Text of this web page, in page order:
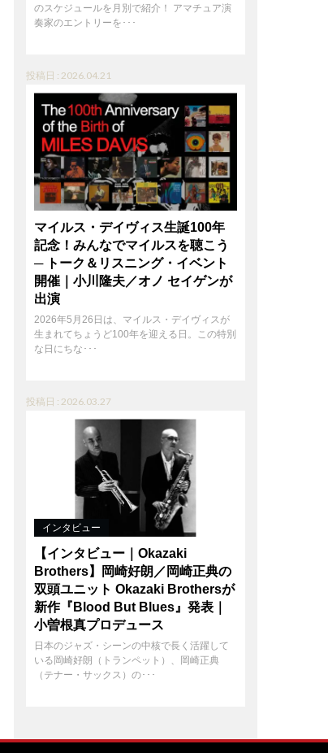
のスケジュールを月別で紹介！ アマチュア演
奏家のエントリーを･･･
投稿日 : 2026.04.21
マイルス・デイヴィス生誕100年
記念！みんなでマイルスを聴こう
─ トーク＆リスニング・イベント
開催｜小川隆夫／オノ セイゲンが
出演
2026年5月26日は、マイルス・デイヴィスが
生まれてちょうど100年を迎える日。この特別
な日にちな･･･
投稿日 : 2026.03.27
インタビュー
【インタビュー｜Okazaki
Brothers】岡崎好朗／岡崎正典の
双頭ユニット Okazaki Brothersが
新作『Blood But Blues』発表｜
小曽根真プロデュース
日本のジャズ・シーンの中核で長く活躍して
いる岡崎好朗（トランペット）、岡崎正典
（テナー・サックス）の･･･